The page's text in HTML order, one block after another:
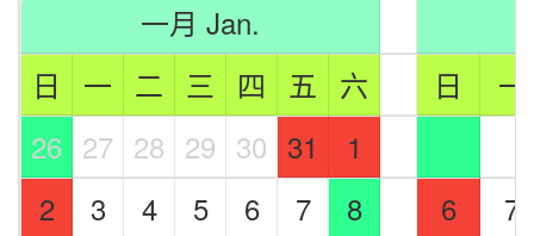
一月 Jan.
日
一 二 三 四 五 六 日
一
26 27 28 29 30 31
1
2
3 4 5 6 7 8 6
7